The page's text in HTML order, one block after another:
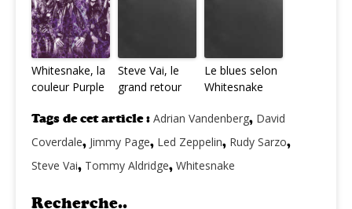
Whitesnake, la
couleur Purple
Steve Vai, le
grand retour
Le blues selon
Whitesnake
Tags de cet article : Adrian Vandenberg, David
Coverdale, Jimmy Page, Led Zeppelin, Rudy Sarzo,
Steve Vai, Tommy Aldridge, Whitesnake
Recherche..